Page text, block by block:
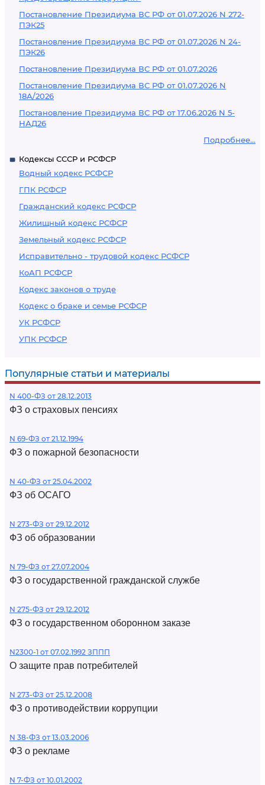
Постановление Президиума ВС РФ от 01.07.2026 N 272-
ПЭК25
Постановление Президиума ВС РФ от 01.07.2026 N 24-
ПЭК26
Постановление Президиума ВС РФ от 01.07.2026
Постановление Президиума ВС РФ от 01.07.2026 N
18А/2026
Постановление Президиума ВС РФ от 17.06.2026 N 5-
НАД26
Подробнее...
Кодексы СССР и РСФСР
Водный кодекс РСФСР
ГПК РСФСР
Гражданский кодекс РСФСР
Жилищный кодекс РСФСР
Земельный кодекс РСФСР
Исправительно - трудовой кодекс РСФСР
КоАП РСФСР
Кодекс законов о труде
Кодекс о браке и семье РСФСР
УК РСФСР
УПК РСФСР
Популярные статьи и материалы
N 400-ФЗ от 28.12.2013
ФЗ о страховых пенсиях
N 69-ФЗ от 21.12.1994
ФЗ о пожарной безопасности
N 40-ФЗ от 25.04.2002
ФЗ об ОСАГО
N 273-ФЗ от 29.12.2012
ФЗ об образовании
N 79-ФЗ от 27.07.2004
ФЗ о государственной гражданской службе
N 275-ФЗ от 29.12.2012
ФЗ о государственном оборонном заказе
N2300-1 от 07.02.1992 ЗППП
О защите прав потребителей
N 273-ФЗ от 25.12.2008
ФЗ о противодействии коррупции
N 38-ФЗ от 13.03.2006
ФЗ о рекламе
N 7-ФЗ от 10.01.2002